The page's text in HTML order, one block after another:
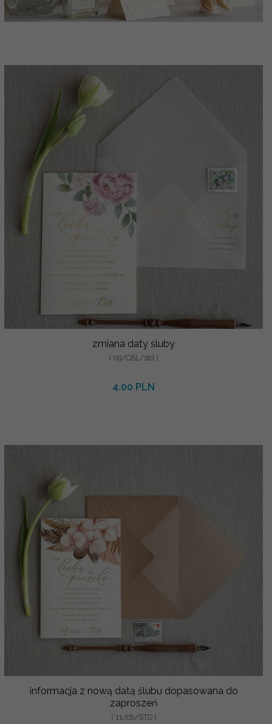
zmiana daty śluby
( 09/CBL/std )
4.00 PLN
informacja z nową datą ślubu dopasowana do
zaproszeń
( 11/cb/STD )